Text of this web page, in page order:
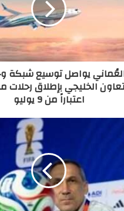
العُماني يواصل توسيع
الخليجي بإطلاق
اعتباراً من 9 يوليو